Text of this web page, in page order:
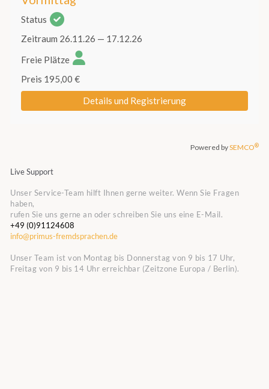
Live Support
Unser Service-Team hilft Ihnen gerne weiter. Wenn Sie Fragen
haben,
rufen Sie uns gerne an oder schreiben Sie uns eine E-Mail.
+49 (0)91124608
info@primus-fremdsprachen.de
Unser Team ist von Montag bis Donnerstag von 9 bis 17 Uhr,
Freitag von 9 bis 14 Uhr erreichbar (Zeitzone Europa / Berlin).